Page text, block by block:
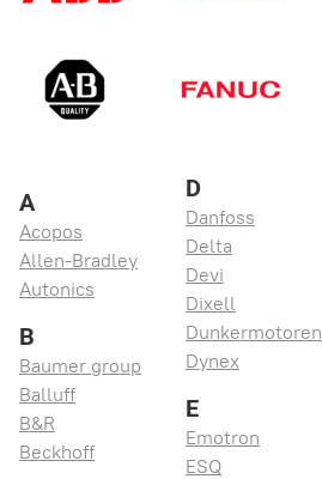
A
Acopos
Allen-Bradley
Autonics
B
Baumer group
Balluff
B&R
Beckhoff
D
Danfoss
Delta
Devi
Dixell
Dunkermotoren
Dynex
E
Emotron
ESQ